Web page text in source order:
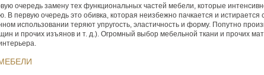
очередь замену тех функциональных частей мебели, которые
первую очередь это обивка, которая неизбежно пачкается и
использовании теряют упругость, эластичность и форму. Попутно
и прочих изъянов и т. д.). Огромный выбор мебельной ткани и прочих